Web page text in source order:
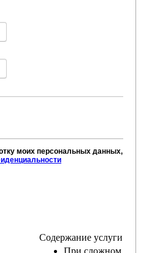
моих персональных данных, в
Содержание услуги
При сложном